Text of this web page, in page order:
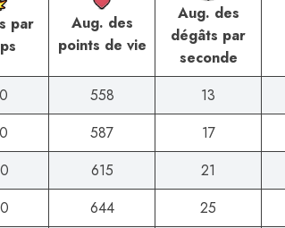
par
Aug. des
points de vie
Aug. des
dégâts par
seconde
558 13
587 17
615 21
644 25